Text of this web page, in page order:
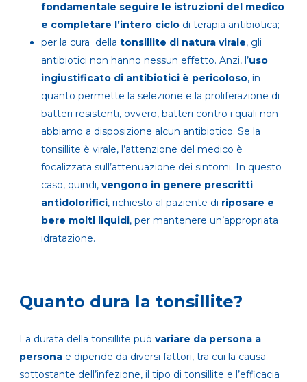
fondamentale seguire le istruzioni del medico
e completare l’intero ciclo di terapia antibiotica;
per la cura della tonsillite di natura virale, gli
antibiotici non hanno nessun effetto. Anzi, l’uso
ingiustificato di antibiotici è pericoloso, in
quanto permette la selezione e la proliferazione di
batteri resistenti, ovvero, batteri contro i quali non
abbiamo a disposizione alcun antibiotico. Se la
tonsillite è virale, l’attenzione del medico è
focalizzata sull’attenuazione dei sintomi. In questo
caso, quindi, vengono in genere prescritti
antidolorifici, richiesto al paziente di riposare e
bere molti liquidi, per mantenere un’appropriata
idratazione.
Quanto dura la tonsillite?
La durata della tonsillite può variare da persona a
persona e dipende da diversi fattori, tra cui la causa
sottostante dell’infezione, il tipo di tonsillite e l’efficacia